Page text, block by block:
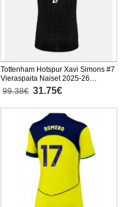
Tottenham Hotspur Xavi Simons #7
Vieraspaita Naiset 2025-26
Lyhythihainen
99.38€ 31.75€